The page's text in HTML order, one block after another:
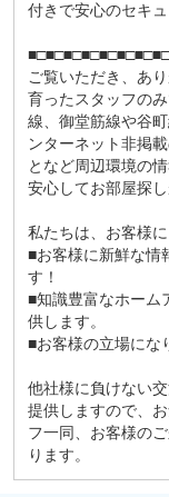
付きで安心のセキュ
ご覧いただき、あ
育ったスタッフの
線、御堂筋線や谷
ンターネット非掲
となど周辺環境の
安心してお部屋探し
私たちは、お客様
■お客様に新鮮な情
す！
■知識豊富なホーム
供します。
■お客様の立場にな
他社様に負けない
提供しますので、
フ一同、お客様の
ります。